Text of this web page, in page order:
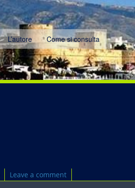
L’autore Come si consulta
Leave a comment